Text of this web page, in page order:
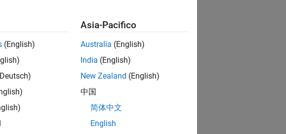
(English)
Asia-Pacifico
Australia (English)
India (English)
New Zealand (English)
中国
简体中文
English